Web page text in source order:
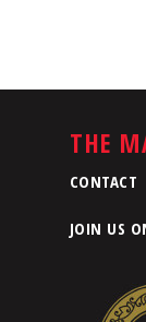
THE
CONTACT
JOIN US